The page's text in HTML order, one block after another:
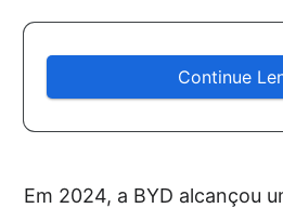
Continue
Em 2024, a BYD alcançou